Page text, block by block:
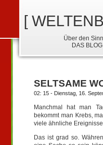
[
Über den
DAS
SELTSAME
02: 15 - Dienstag, 16.
Manchmal hat man
bekommt man Krebs,
viele ähnliche
Das ist grad so.